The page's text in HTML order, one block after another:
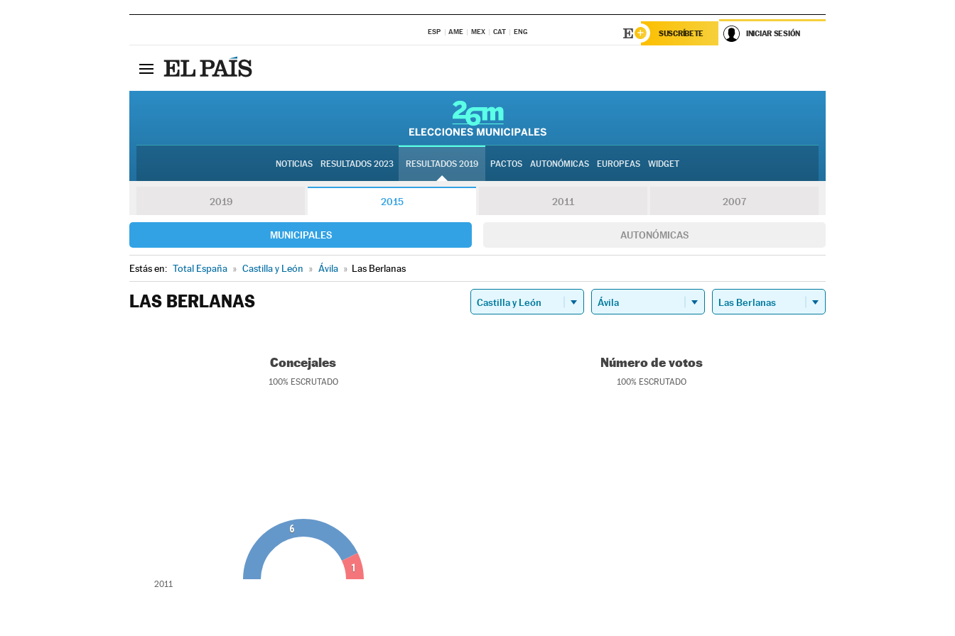
ESP AME MEX CAT ENG SUSCRÍBETE INICIAR SESIÓN
NOTICIAS RESULTADOS 2023 RESULTADOS 2019 PACTOS AUTONÓMICAS EUROPEAS WIDGET
2019 2015 2011 2007
MUNICIPALES AUTONÓMICAS
Estás en: Total España » Castilla y León » Ávila » Las Berlanas
LAS BERLANAS
Concejales
100% ESCRUTADO
6
1
2011
Número de votos
100% ESCRUTADO